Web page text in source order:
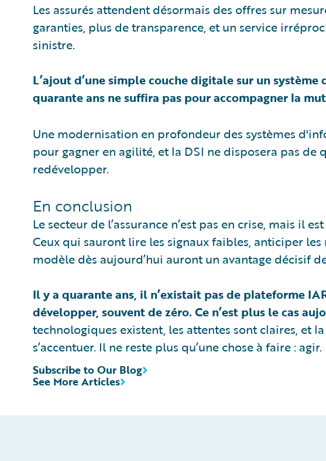
Les assurés attendent désormais des offres sur
garanties, plus de transparence, et un service
sinistre.
L’ajout d’une simple couche digitale sur un
quarante ans ne suffira pas pour accompagner la
Une modernisation en profondeur des systèmes
pour gagner en agilité, et la DSI ne disposera pas de
redévelopper.
En conclusion
Le secteur de l’assurance n’est pas en crise, mais il
Ceux qui sauront lire les signaux faibles, anticiper
modèle dès aujourd’hui auront un avantage décisif
Il y a quarante ans, il n’existait pas de plateforme
développer, souvent de zéro. Ce n’est plus le cas
technologiques existent, les attentes sont claires, et
s’accentuer. Il ne reste plus qu’une chose à faire : agir.
See More Articles
Subscribe to Our Blog